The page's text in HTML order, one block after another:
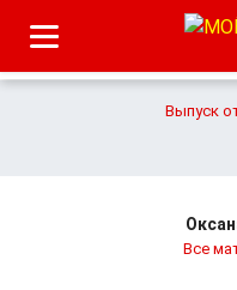
Выпуск
Все